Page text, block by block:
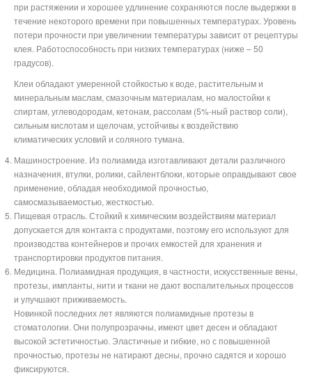
при растяжении и хорошее удлинение сохраняются после выдержки в
течение некоторого времени при повышенных температурах. Уровень
потери прочности при увеличении температуры зависит от рецептуры
клея. Работоспособность при низких температурах (ниже – 50
градусов).
Клеи обладают умеренной стойкостью к воде, растительным и
минеральным маслам, смазочным материалам, но малостойки к
спиртам, углеводородам, кетонам, рассолам (5%-ный раствор соли),
сильным кислотам и щелочам, устойчивы к воздействию
климатических условий и соляного тумана.
Машиностроение. Из полиамида изготавливают детали различного
назначения, втулки, ролики, сайлентблоки, которые оправдывают свое
применение, обладая необходимой прочностью,
самосмазываемостью, жесткостью.
Пищевая отрасль. Стойкий к химическим воздействиям материал
допускается для контакта с продуктами, поэтому его используют для
производства контейнеров и прочих емкостей для хранения и
транспортировки продуктов питания.
Медицина. Полиамидная продукция, в частности, искусственные вены,
протезы, импланты, нити и ткани не дают воспалительных процессов
и улучшают приживаемость.
Новинкой последних лет являются полиамидные протезы в
стоматологии. Они полупрозрачны, имеют цвет десен и обладают
высокой эстетичностью. Эластичные и гибкие, но с повышенной
прочностью, протезы не натирают десны, прочно садятся и хорошо
фиксируются.